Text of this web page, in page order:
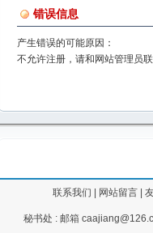
错误信息
产生错误的可能原因：
不允许注册，请和网站管理员
联系我们 网站留言|
秘书处 : 邮箱